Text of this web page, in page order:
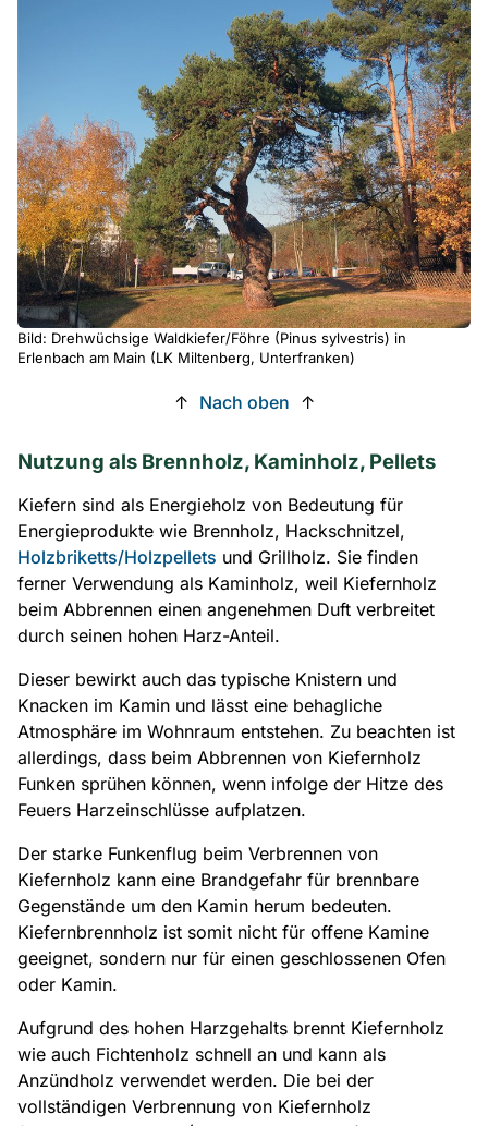
Bild: Drehwüchsige Waldkiefer/Föhre (Pinus sylvestris) in
Erlenbach am Main (LK Miltenberg, Unterfranken)
↑ Nach oben ↑
Nutzung als Brennholz, Kaminholz, Pellets
Kiefern sind als Energieholz von Bedeutung für
Energieprodukte wie Brennholz, Hackschnitzel,
Holzbriketts/Holzpellets und Grillholz. Sie finden
ferner Verwendung als Kaminholz, weil Kiefernholz
beim Abbrennen einen angenehmen Duft verbreitet
durch seinen hohen Harz-Anteil.
Dieser bewirkt auch das typische Knistern und
Knacken im Kamin und lässt eine behagliche
Atmosphäre im Wohnraum entstehen. Zu beachten ist
allerdings, dass beim Abbrennen von Kiefernholz
Funken sprühen können, wenn infolge der Hitze des
Feuers Harzeinschlüsse aufplatzen.
Der starke Funkenflug beim Verbrennen von
Kiefernholz kann eine Brandgefahr für brennbare
Gegenstände um den Kamin herum bedeuten.
Kiefernbrennholz ist somit nicht für offene Kamine
geeignet, sondern nur für einen geschlossenen Ofen
oder Kamin.
Aufgrund des hohen Harzgehalts brennt Kiefernholz
wie auch Fichtenholz schnell an und kann als
Anzündholz verwendet werden. Die bei der
vollständigen Verbrennung von Kiefernholz